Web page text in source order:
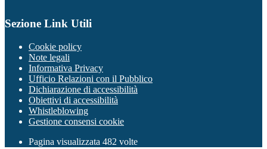
Sezione Link Utili
Cookie policy
Note legali
Informativa Privacy
Ufficio Relazioni con il Pubblico
Dichiarazione di accessibilità
Obiettivi di accessibilità
Whistleblowing
Gestione consensi cookie
Pagina visualizzata 482 volte